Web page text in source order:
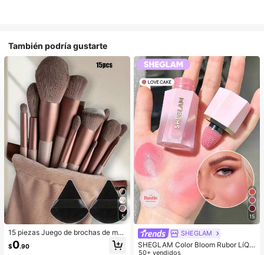
También podría gustarte
5
15 piezas Juego de brochas de ma
quillaje, incluye 2 esponjas de maq
uillaje triangulares negras, suaves y
$0.90
15
SHEGLAM
SHEGLAM Color Bloom Rubor LíQui
do Acabado Mate-Love Cake Color
50+ vendidos